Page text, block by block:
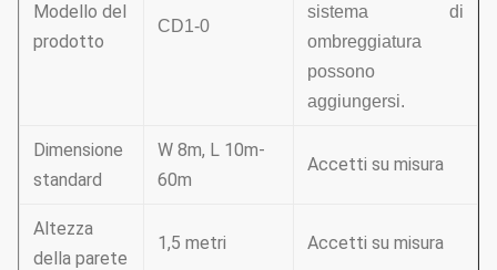
Modello del
prodotto
CD1-0
sistema di
ombreggiatura
possono
aggiungersi.
Dimensione
standard
W 8m, L 10m-
60m
Accetti su misura
Altezza
della parete
1,5 metri Accetti su misura